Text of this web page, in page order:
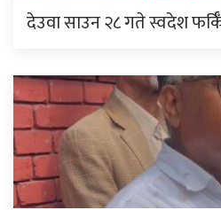
देउवा साउन २८ गते स्वदेश